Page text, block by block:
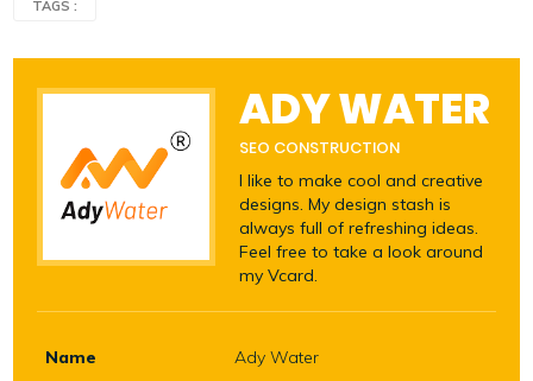
TAGS :
ADY WATER
SEO CONSTRUCTION
I like to make cool and creative
designs. My design stash is
always full of refreshing ideas.
Feel free to take a look around
my Vcard.
Name
Ady Water